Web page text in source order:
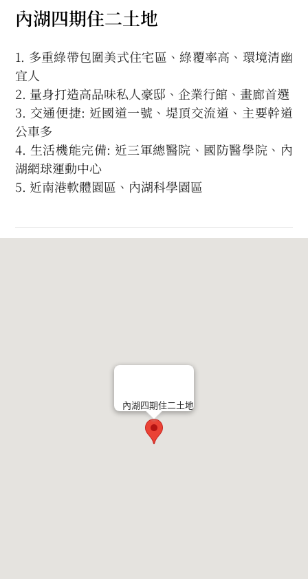
內湖四期住二土地
1. 多重綠帶包圍美式住宅區、綠覆率高、環境清幽
宜人
2. 量身打造高品味私人豪邸、企業行館、畫廊首選
3. 交通便捷: 近國道一號、堤頂交流道、主要幹道
公車多
4. 生活機能完備: 近三軍總醫院、國防醫學院、內
湖網球運動中心
5. 近南港軟體園區、內湖科學園區
內湖四期住二土地